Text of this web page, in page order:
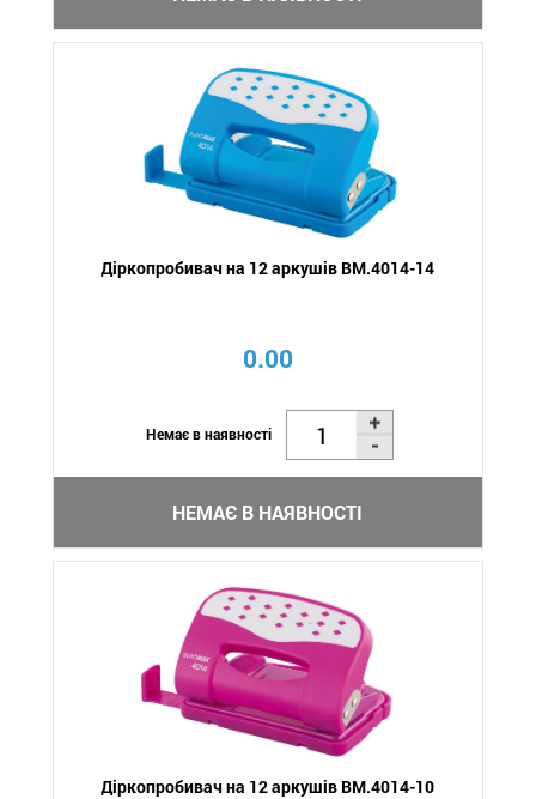
Діркопробивач на 12 аркушів BM.4014-14
0.00
Немає в наявності
НЕМАЄ В НАЯВНОСТІ
Діркопробивач на 12 аркушів BM.4014-10